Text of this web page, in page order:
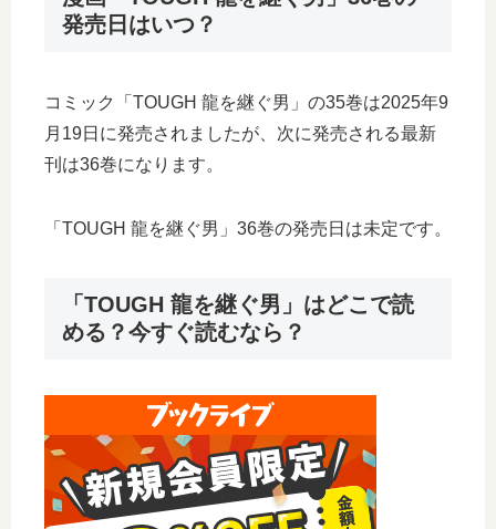
発売日はいつ？
コミック「TOUGH 龍を継ぐ男」の35巻は2025年9
月19日に発売されましたが、次に発売される最新
刊は36巻になります。
「TOUGH 龍を継ぐ男」36巻の発売日は未定です。
「TOUGH 龍を継ぐ男」はどこで読
める？今すぐ読むなら？